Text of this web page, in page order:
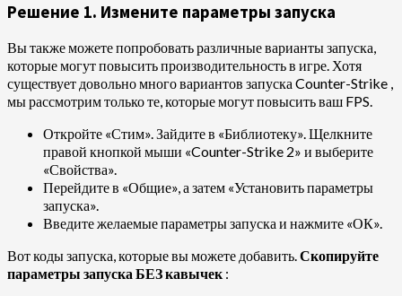
Решение 1. Измените параметры запуска
Вы также можете попробовать различные варианты запуска,
которые могут повысить производительность в игре. Хотя
существует довольно много вариантов запуска Counter-Strike ,
мы рассмотрим только те, которые могут повысить ваш FPS.
Откройте «Стим». Зайдите в «Библиотеку». Щелкните
правой кнопкой мыши «Counter-Strike 2» и выберите
«Свойства».
Перейдите в «Общие», а затем «Установить параметры
запуска».
Введите желаемые параметры запуска и нажмите «ОК».
Вот коды запуска, которые вы можете добавить.Скопируйте
параметры запуска БЕЗ кавычек :